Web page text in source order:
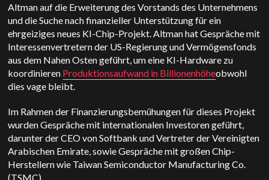
Altman auf die Erweiterung des Vorstands des Unternehmens
und die Suche nach finanzieller Unterstützung für ein
ehrgeiziges neues KI-Chip-Projekt. Altman hat Gespräche mit
Interessenvertretern der US-Regierung und Vermögensfonds
aus dem Nahen Osten geführt, um eine KI-Hardware zu
koordinieren Produktionsaufwand in Billionenhöheobwohl
dies vage bleibt.
Im Rahmen der Finanzierungsbemühungen für dieses Projekt
wurden Gespräche mit internationalen Investoren geführt,
darunter der CEO von Softbank und Vertreter der Vereinigten
Arabischen Emirate, sowie Gespräche mit großen Chip-
Herstellern wie Taiwan Semiconductor Manufacturing Co.
(TSMC).